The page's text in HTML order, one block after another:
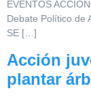
EVENTOS
Debate Político de
SE […]
Acción
plantar